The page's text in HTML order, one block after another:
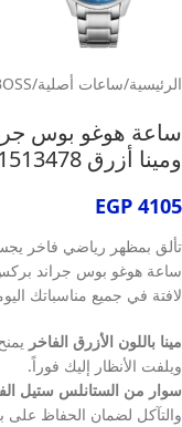
الرئيسية/ساعات أصلية/
ساعة هوغو بوس
ومينا أزرق 1513478
EGP 4105
تألق بمظهر رياضي فاخر
ساعة هوغو بوس جراند بركس
لافتة في جميع مناسباتك
مينا باللون الأزرق الفاخر
ويلفت الأنظار إليك فوراً.
سوار من الستانلس ستيل
والتآكل لضمان الحفاظ على